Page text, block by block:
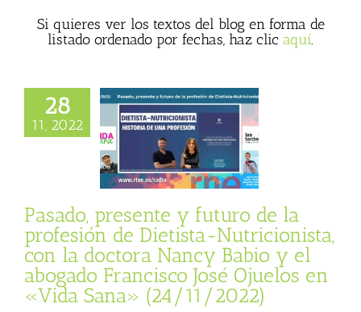
Si quieres ver los textos del blog en forma de
listado ordenado por fechas, haz clic aquí.
28
11, 2022
profesión de
con
Nancy Babio y el
Vida
Sana
Pasado, presente y futuro de la
profesión de Dietista-Nutricionista,
con la doctora Nancy Babio y el
abogado Francisco José Ojuelos en
«Vida Sana» (24/11/2022)